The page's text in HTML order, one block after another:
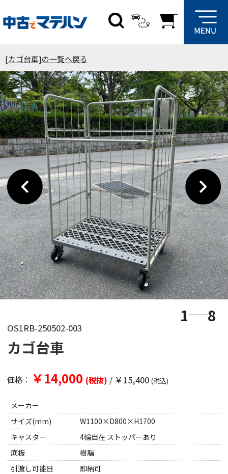
[カゴ台車]の一覧へ戻る
1 8
OS1RB-250502-003
カゴ台車
価格： ￥14,000 (税抜) / ￥15,400 (税込)
メーカー
サイズ(mm)
W1100×D800×H1700
キャスター
4輪自在 ストッパーあり
底板
樹脂
引渡し可能日
即納可